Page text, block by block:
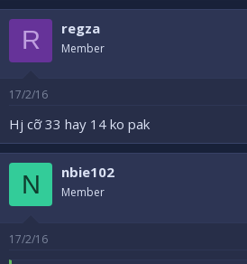
R regza
Member
17/2/16
Hj cỡ 33 hay 14 ko pak
N nbie102
Member
17/2/16